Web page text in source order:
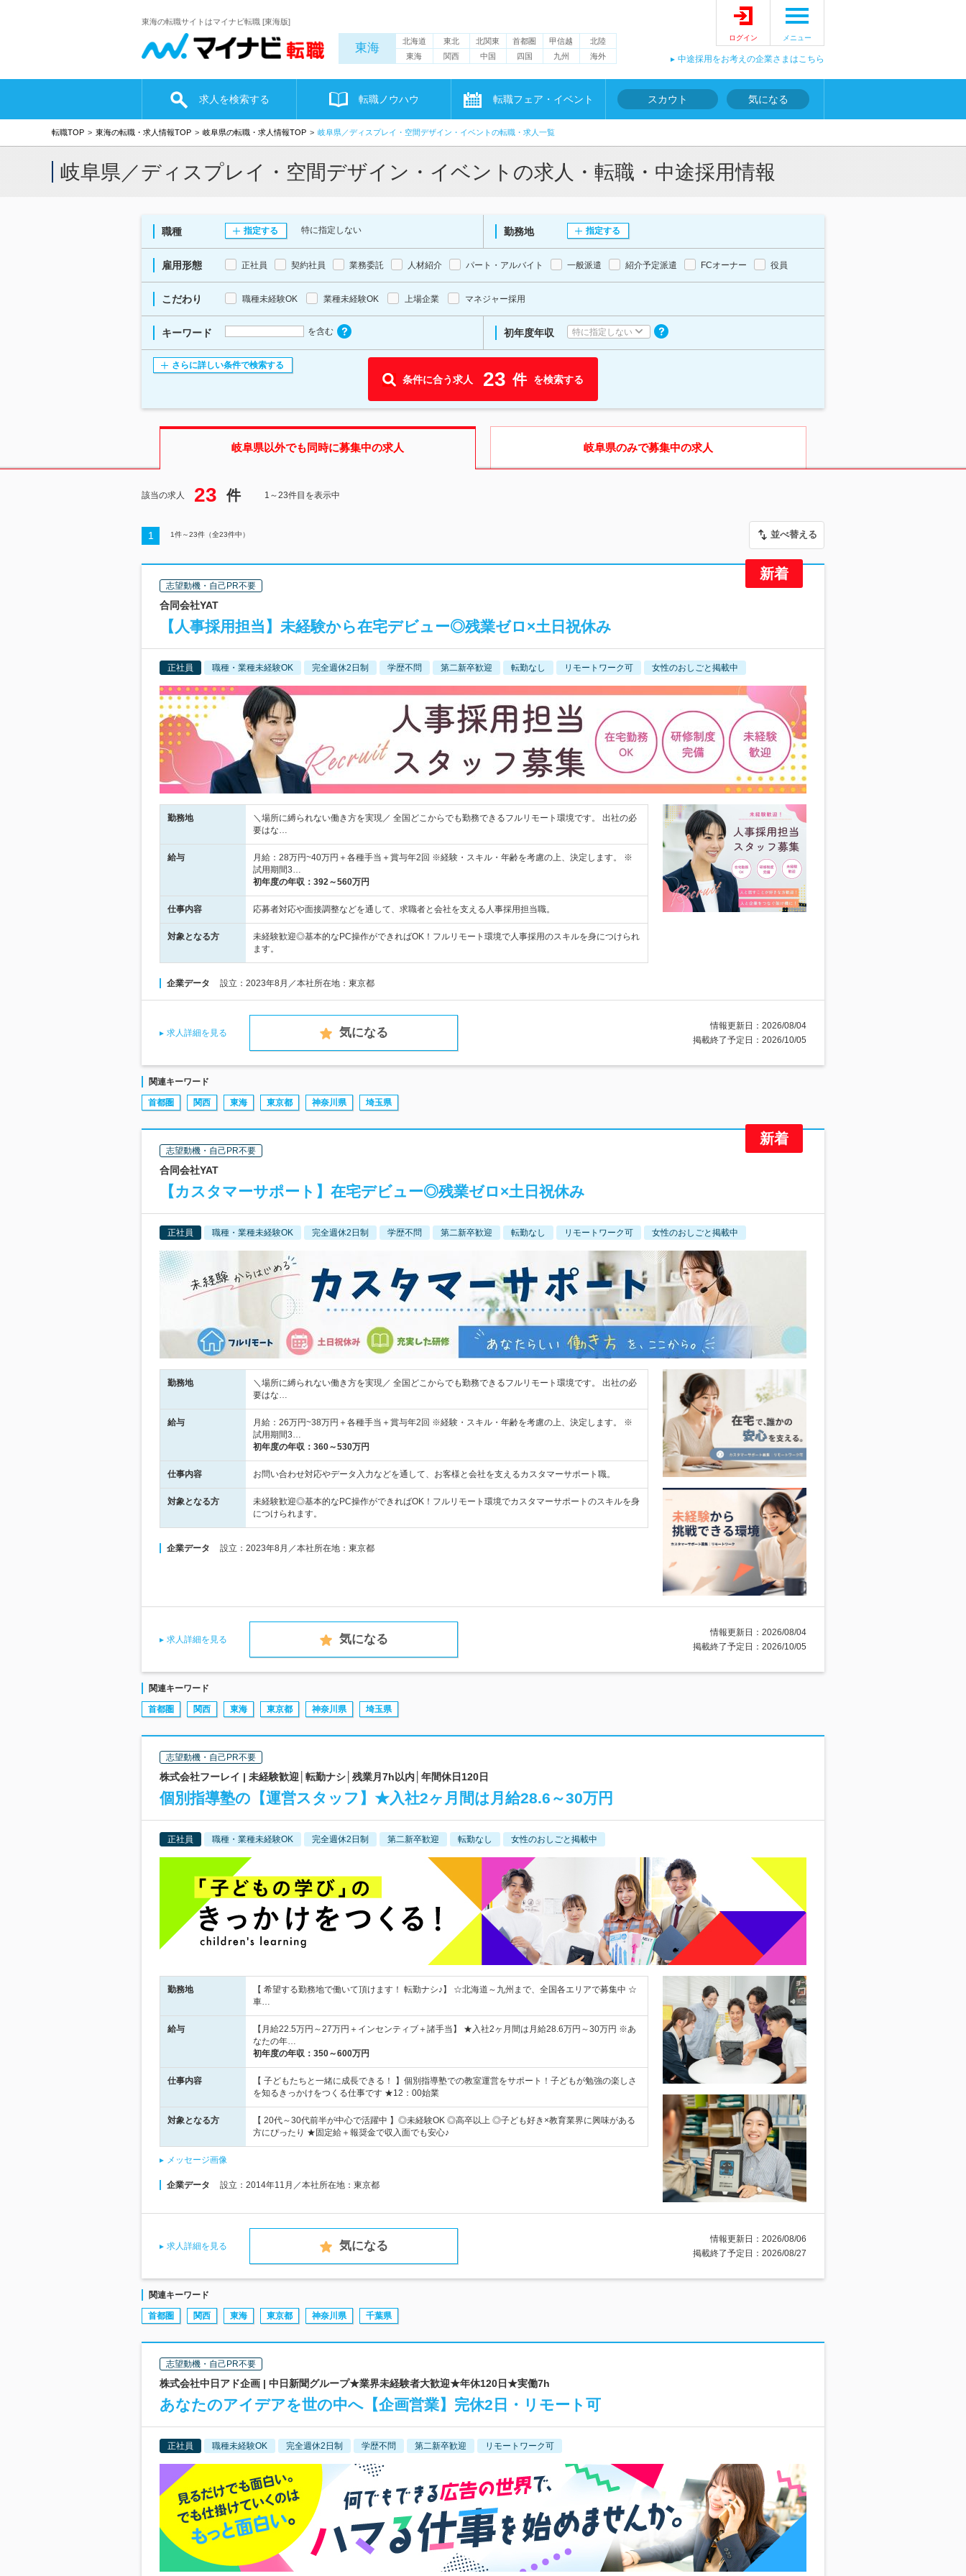
東海の転職サイトはマイナビ転職 [東海版]
東海 北海道 東北 北関東 首都圏 甲信越
北陸
東海
関西 中国 四国 九州 海外
ログイン メニュー
中途採用をお考えの企業さまはこちら
求人を検索する 転職ノウハウ 転職フェア・イベント スカウト 気になる
転職TOP 東海の転職・求人情報TOP 岐阜県の転職・求人情報TOP 岐阜県／ディスプレイ・空間デザイン・イベントの転職・求人一覧
岐阜県／ディスプレイ・空間デザイン・イベントの求人・転職・中途採用情報
職種 指定する 特に指定しない 勤務地 指定する
雇用形態 正社員 契約社員 業務委託 人材紹介 パート・アルバイト 一般派遣 紹介予定派遣 FCオーナー 役員
こだわり 職種未経験OK 業種未経験OK 上場企業 マネジャー採用
キーワード を含む 初年度年収 特に指定しない
さらに詳しい条件で検索する
条件に合う求人 23 件 を検索する
岐阜県以外でも同時に募集中の求人 岐阜県のみで募集中の求人
該当の求人 23 件 1～23件目を表示中
1 1件～23件（全23件中） 並べ替える
志望動機・自己PR不要
合同会社YAT
【人事採用担当】未経験から在宅デビュー◎残業ゼロ×土日祝休み
正社員 職種・業種未経験OK 完全週休2日制 学歴不問 第二新卒歓迎 転勤なし リモートワーク可 女性のおしごと掲載中
勤務地
＼場所に縛られない働き方を実現／ 全国どこからでも勤務できるフルリモート環境です。 出社の必
要はな…
給与
月給：28万円~40万円＋各種手当＋賞与年2回 ※経験・スキル・年齢を考慮の上、決定します。 ※
試用期間3…
初年度の年収： 392～560万円
仕事内容 応募者対応や面接調整などを通して、求職者と会社を支える人事採用担当職。
対象となる方
未経験歓迎◎基本的なPC操作ができればOK！フルリモート環境で人事採用のスキルを身につけられ
ます。
企業データ 設立：2023年8月／本社所在地：東京都
求人詳細を見る 気になる
情報更新日：2026/08/04
掲載終了予定日：2026/10/05
関連キーワード
首都圏 関西 東海 東京都 神奈川県 埼玉県
志望動機・自己PR不要
合同会社YAT
【カスタマーサポート】在宅デビュー◎残業ゼロ×土日祝休み
正社員 職種・業種未経験OK 完全週休2日制 学歴不問 第二新卒歓迎 転勤なし リモートワーク可 女性のおしごと掲載中
勤務地
＼場所に縛られない働き方を実現／ 全国どこからでも勤務できるフルリモート環境です。 出社の必
要はな…
給与
月給：26万円~38万円＋各種手当＋賞与年2回 ※経験・スキル・年齢を考慮の上、決定します。 ※
試用期間3…
初年度の年収： 360～530万円
仕事内容 お問い合わせ対応やデータ入力などを通して、お客様と会社を支えるカスタマーサポート職。
対象となる方
未経験歓迎◎基本的なPC操作ができればOK！フルリモート環境でカスタマーサポートのスキルを身
につけられます。
企業データ 設立：2023年8月／本社所在地：東京都
求人詳細を見る 気になる
情報更新日：2026/08/04
掲載終了予定日：2026/10/05
関連キーワード
首都圏 関西 東海 東京都 神奈川県 埼玉県
志望動機・自己PR不要
株式会社フーレイ | 未経験歓迎│転勤ナシ│残業月7h以内│年間休日120日
個別指導塾の【運営スタッフ】★入社2ヶ月間は月給28.6～30万円
正社員 職種・業種未経験OK 完全週休2日制 第二新卒歓迎 転勤なし 女性のおしごと掲載中
勤務地
【 希望する勤務地で働いて頂けます！ 転勤ナシ♪】 ☆北海道～九州まで、全国各エリアで募集中 ☆
車…
給与
【月給22.5万円～27万円＋インセンティブ＋諸手当】 ★入社2ヶ月間は月給28.6万円～30万円 ※あ
なたの年…
初年度の年収： 350～600万円
仕事内容
【 子どもたちと一緒に成長できる！ 】個別指導塾での教室運営をサポート！子どもが勉強の楽しさ
を知るきっかけをつくる仕事です ★12：00始業
対象となる方
【 20代～30代前半が中心で活躍中 】◎未経験OK ◎高卒以上 ◎子ども好き×教育業界に興味がある
方にぴったり ★固定給＋報奨金で収入面でも安心♪
メッセージ画像
企業データ 設立：2014年11月／本社所在地：東京都
求人詳細を見る 気になる
情報更新日：2026/08/06
掲載終了予定日：2026/08/27
関連キーワード
首都圏 関西 東海 東京都 神奈川県 千葉県
志望動機・自己PR不要
株式会社中日アド企画 | 中日新聞グループ★業界未経験者大歓迎★年休120日★実働7h
あなたのアイデアを世の中へ【企画営業】完休2日・リモート可
正社員 職種未経験OK 完全週休2日制 学歴不問 第二新卒歓迎 リモートワーク可